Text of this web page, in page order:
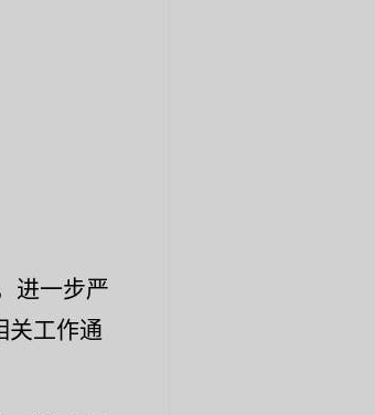
进一步严
关工作通